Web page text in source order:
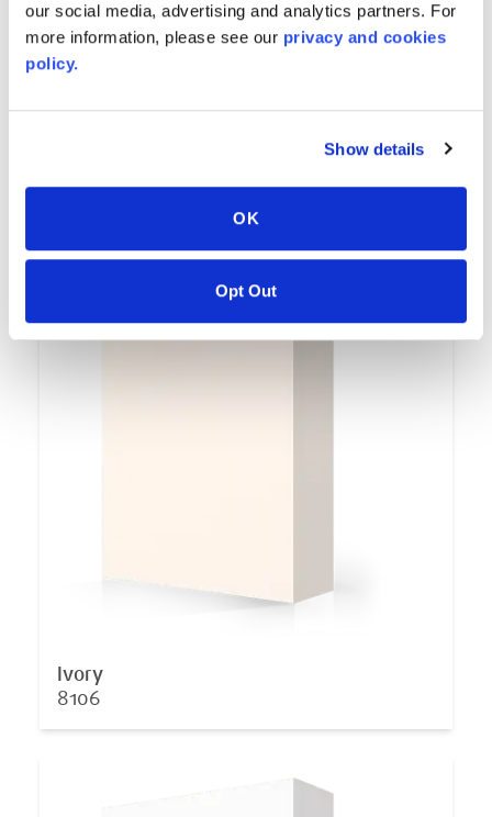
our social media, advertising and analytics partners. For
more information, please see our privacy and cookies
policy.
Show details
OK
Opt Out
40
Minimum Order
AVAILABLE COLORS
Ivory
8106